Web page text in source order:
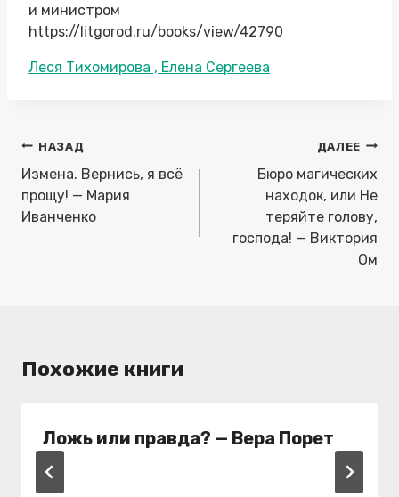
и министром
https://litgorod.ru/books/view/42790
Метки
Леся Тихомирова , Елена Сергеева
Навигация
по
записям
НАЗАД
Измена. Вернись, я всё
прощу! — Мария
Иванченко
ДАЛЕЕ
Бюро магических
находок, или Не
теряйте голову,
господа! — Виктория
Ом
Похожие книги
Ложь или правда? — Вера Порет